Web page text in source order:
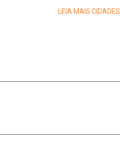
LEIA MAIS CIDADES